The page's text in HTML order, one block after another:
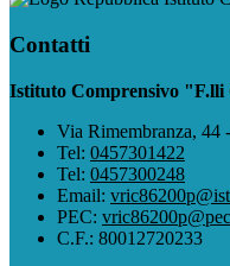
Contatti
Istituto Comprensivo
Via Rimembranza, 44
Tel: 0457301422
Tel: 0457300248
Email:
PEC:
C.F.: 80012720233